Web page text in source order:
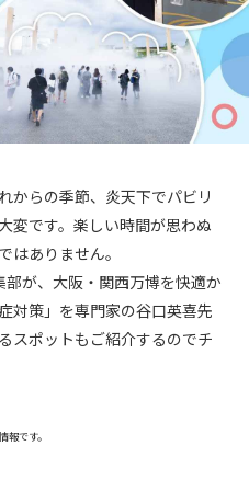
からの季節、炎天下でパビリ
変です。楽しい時間が思わぬ
はありません。
部が、大阪・関西万博を快適か
対策」を専門家の谷口英喜先
スポットもご紹介するのでチ
です。